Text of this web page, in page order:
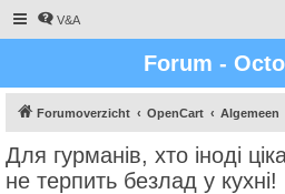
V&A
Forum -
Forumoverzicht OpenCart Algemeen
Для гурманів, хто іноді
не терпить безлад у кухні!